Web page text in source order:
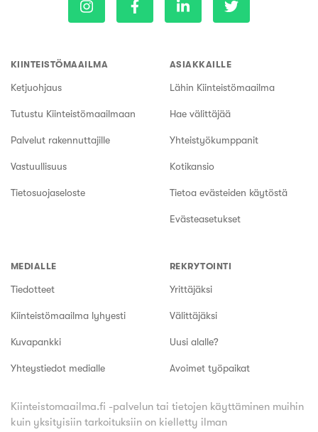
KIINTEISTÖMAAILMA
Ketjuohjaus
Tutustu Kiinteistömaailmaan
Palvelut rakennuttajille
Vastuullisuus
Tietosuojaseloste
ASIAKKAILLE
Lähin Kiinteistömaailma
Hae välittäjää
Yhteistyökumppanit
Kotikansio
Tietoa evästeiden käytöstä
Evästeasetukset
MEDIALLE
Tiedotteet
Kiinteistömaailma lyhyesti
Kuvapankki
Yhteystiedot medialle
REKRYTOINTI
Yrittäjäksi
Välittäjäksi
Uusi alalle?
Avoimet työpaikat
Kiinteistomaailma.fi -palvelun tai tietojen käyttäminen muihin
kuin yksityisiin tarkoituksiin on kielletty ilman